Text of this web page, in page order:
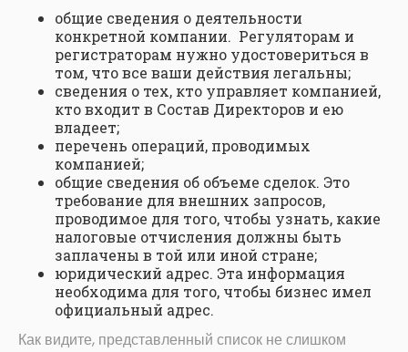
общие сведения о деятельности
конкретной компании. Регуляторам и
регистраторам нужно удостовериться в
том, что все ваши действия легальны;
сведения о тех, кто управляет компанией,
кто входит в Состав Директоров и ею
владеет;
перечень операций, проводимых
компанией;
общие сведения об объеме сделок. Это
требование для внешних запросов,
проводимое для того, чтобы узнать, какие
налоговые отчисления должны быть
заплачены в той или иной стране;
юридический адрес. Эта информация
необходима для того, чтобы бизнес имел
официальный адрес.
Как видите, представленный список не слишком